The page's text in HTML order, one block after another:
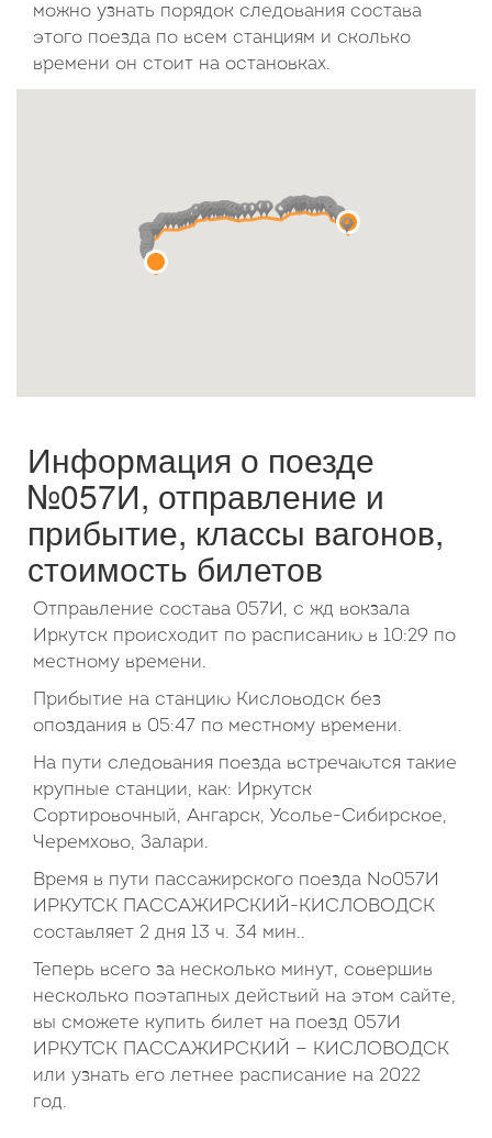
7
8 9 10 11 12
13
14
15 16 17 18 19
21
22 23 24 25 26
27
Октябрь
Ср
можно узнать порядок следования состава
этого поезда по всем станциям и сколько
времени он стоит на остановках.
Информация о поезде
№057И, отправление и
прибытие, классы вагонов,
стоимость билетов
Отправление состава 057И, с жд вокзала
Иркутск происходит по расписанию в 10:29 по
местному времени.
Прибытие на станцию Кисловодск без
опоздания в 05:47 по местному времени.
На пути следования поезда встречаются такие
крупные станции, как: Иркутск
Сортировочный, Ангарск, Усолье-Сибирское,
Черемхово, Залари.
Время в пути пассажирского поезда №057И
ИРКУТСК ПАССАЖИРСКИЙ-КИСЛОВОДСК
составляет 2 дня 13 ч. 34 мин..
Теперь всего за несколько минут, совершив
несколько поэтапных действий на этом сайте,
вы сможете купить билет на поезд 057И
ИРКУТСК ПАССАЖИРСКИЙ — КИСЛОВОДСК
или узнать его летнее расписание на 2022
год.